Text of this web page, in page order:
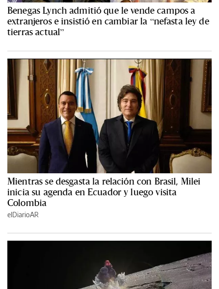
Benegas Lynch admitió que le vende campos a
extranjeros e insistió en cambiar la “nefasta ley de
tierras actual”
Mientras se desgasta la relación con Brasil, Milei
inicia su agenda en Ecuador y luego visita
Colombia
elDiarioAR